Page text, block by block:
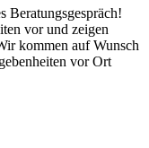
Beratungsgespräch!
vor und zeigen
kommen auf Wunsch
vor Ort